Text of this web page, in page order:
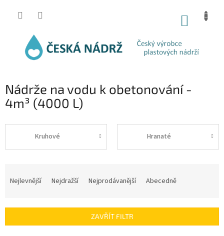
Nádrže na vodu k obetonování -
4m³ (4000 L)
Kruhové Hranaté
í
Nejlevnější Nejdražší Nejprodávanější Abecedně
ZAVŘÍT FILTR